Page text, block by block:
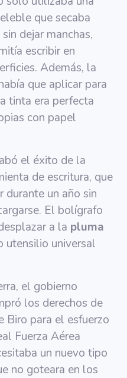
que secaba
dejar manchas,
escribir en
Además, la
que aplicar para
tinta era perfecta
con papel
el éxito de la
de escritura, que
durante un año sin
El bolígrafo
a la pluma
utensilio universal
el gobierno
los derechos de
Biro para el esfuerzo
Fuerza Aérea
un nuevo tipo
no goteara en los